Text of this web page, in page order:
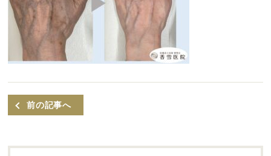
前の記事へ